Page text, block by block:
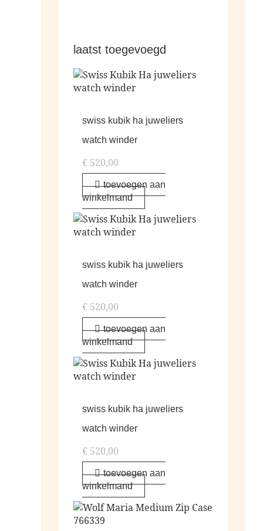
laatst toegevoegd
swiss kubik ha juweliers
watch winder
€ 520,00
toevoegen aan
winkelmand
swiss kubik ha juweliers
watch winder
€ 520,00
toevoegen aan
winkelmand
swiss kubik ha juweliers
watch winder
€ 520,00
toevoegen aan
winkelmand